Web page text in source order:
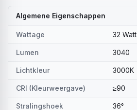
Algemene Eigenschappen
Wattage 32 Watt
Lumen 3040
Lichtkleur 3000K
CRI (Kleurweergave) ≥90
Stralingshoek 36°